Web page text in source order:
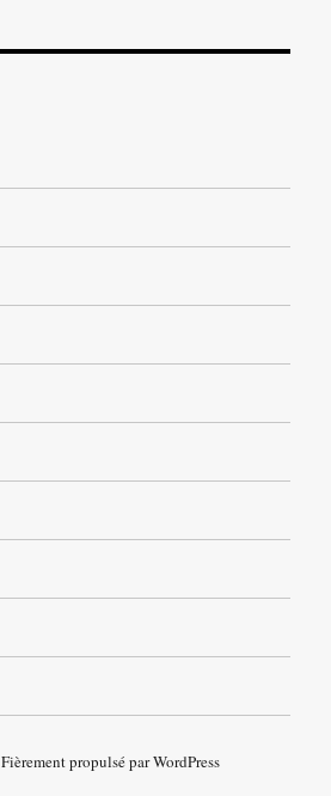
Fièrement propulsé par WordPress